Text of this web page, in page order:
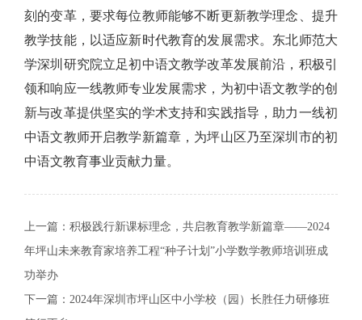
刻的变革，要求每位教师能够不断更新教学理念、提升
教学技能，以适应新时代教育的发展需求。东北师范大
学深圳研究院立足初中语文教学改革发展前沿，积极引
领和响应一线教师专业发展需求，为初中语文教学的创
新与改革提供坚实的学术支持和实践指导，助力一线初
中语文教师开启教学新篇章，为坪山区乃至深圳市的初
中语文教育事业贡献力量。
上一篇： 积极践行新课标理念，共启教育教学新篇章——2024
年坪山未来教育家培养工程“种子计划”小学数学教师培训班成
功举办
下一篇： 2024年深圳市坪山区中小学校（园）长胜任力研修班